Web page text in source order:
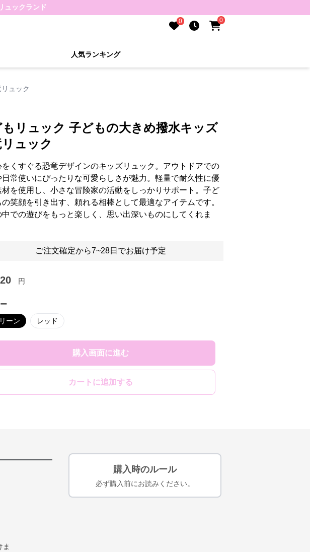
ュックランド
0 0
人気ランキング
ュック
リュック 子どもの大きめ撥水キッズ
ュック
をくすぐる恐竜デザインのキッズリュック。アウトドアでの
日常使いにぴったりな可愛らしさが魅力。軽量で耐久性に優
材を使用し、小さな冒険家の活動をしっかりサポート。子ど
の笑顔を引き出す、頼れる相棒として最適なアイテムです。
中での遊びをもっと楽しく、思い出深いものにしてくれま
ご注文確定から7~28日でお届け予定
円
ーン レッド
購入画面に進む
カートに追加する
ま
購入時のルール
必ず購入前にお読みください。